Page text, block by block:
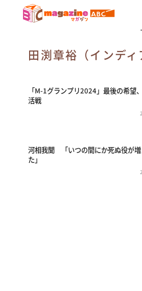
田渕章裕（インディ
「M-1グランプリ2024」最後の希望
活戦
河相我聞 「いつの間にか死ぬ役が増
た」